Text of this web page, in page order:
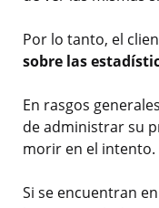
Por lo tanto, el
sobre las
En rasgos
de administrar su
morir en el intento.
Si se encuentran